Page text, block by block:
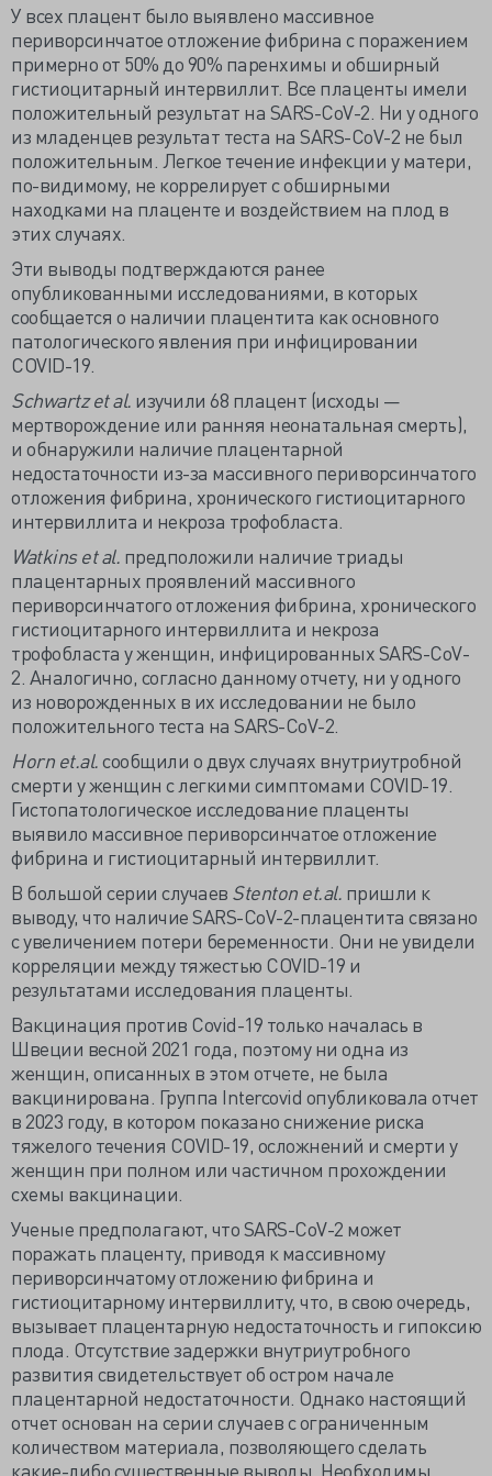
У всех плацент было выявлено массивное
периворсинчатое отложение фибрина с поражением
примерно от 50% до 90% паренхимы и обширный
гистиоцитарный интервиллит. Все плаценты имели
положительный результат на SARS-CoV-2. Ни у одного
из младенцев результат теста на SARS-CoV-2 не был
положительным. Легкое течение инфекции у матери,
по-видимому, не коррелирует с обширными
находками на плаценте и воздействием на плод в
этих случаях.
Эти выводы подтверждаются ранее
опубликованными исследованиями, в которых
сообщается о наличии плацентита как основного
патологического явления при инфицировании
COVID-19.
Schwartz et al. изучили 68 плацент (исходы —
мертворождение или ранняя неонатальная смерть),
и обнаружили наличие плацентарной
недостаточности из-за массивного периворсинчатого
отложения фибрина, хронического гистиоцитарного
интервиллита и некроза трофобласта.
Watkins et al. предположили наличие триады
плацентарных проявлений массивного
периворсинчатого отложения фибрина, хронического
гистиоцитарного интервиллита и некроза
трофобласта у женщин, инфицированных SARS-CoV-
2. Аналогично, согласно данному отчету, ни у одного
из новорожденных в их исследовании не было
положительного теста на SARS-CoV-2.
Horn et.al.сообщили о двух случаях внутриутробной
смерти у женщин с легкими симптомами COVID-19.
Гистопатологическое исследование плаценты
выявило массивное периворсинчатое отложение
фибрина и гистиоцитарный интервиллит.
В большой серии случаев Stenton et.al. пришли к
выводу, что наличие SARS-CoV-2-плацентита связано
с увеличением потери беременности. Они не увидели
корреляции между тяжестью COVID-19 и
результатами исследования плаценты.
Вакцинация против Covid-19 только началась в
Швеции весной 2021 года, поэтому ни одна из
женщин, описанных в этом отчете, не была
вакцинирована. Группа Intercovid опубликовала отчет
в 2023 году, в котором показано снижение риска
тяжелого течения COVID-19, осложнений и смерти у
женщин при полном или частичном прохождении
схемы вакцинации.
Ученые предполагают, что SARS-CoV-2 может
поражать плаценту, приводя к массивному
периворсинчатому отложению фибрина и
гистиоцитарному интервиллиту, что, в свою очередь,
вызывает плацентарную недостаточность и гипоксию
плода. Отсутствие задержки внутриутробного
развития свидетельствует об остром начале
плацентарной недостаточности. Однако настоящий
отчет основан на серии случаев с ограниченным
количеством материала, позволяющего сделать
какие-либо существенные выводы. Необходимы